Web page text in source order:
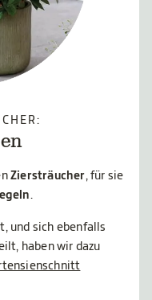
Ziersträucher, für sie
.
und sich ebenfalls
haben wir dazu